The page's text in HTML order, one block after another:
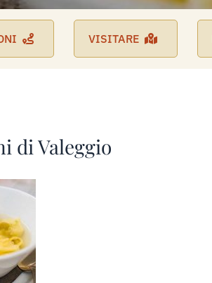
VISITARE
di Valeggio